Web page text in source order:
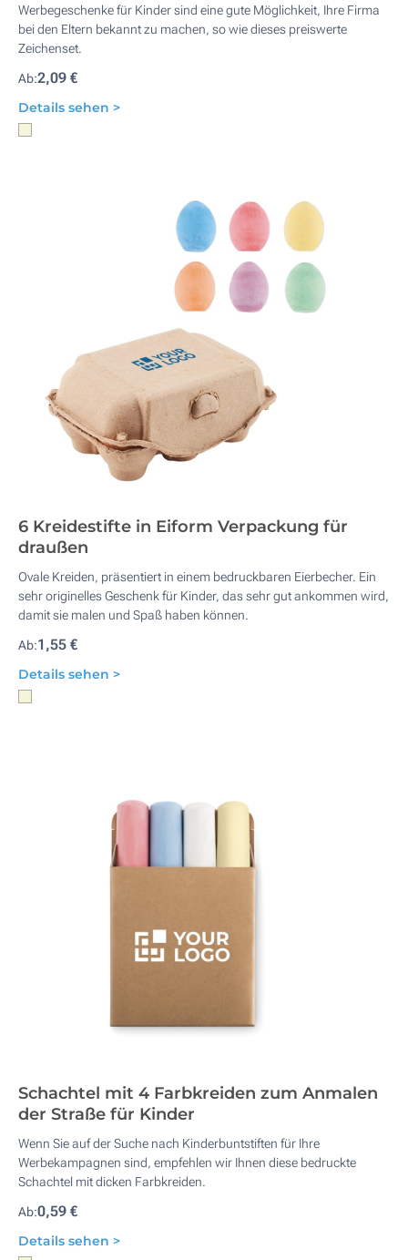
Werbegeschenke für Kinder sind eine gute Möglichkeit, Ihre Firma
bei den Eltern bekannt zu machen, so wie dieses preiswerte
Zeichenset.
Ab:2,09 €
Details sehen >
6 Kreidestifte in Eiform Verpackung für
draußen
Ovale Kreiden, präsentiert in einem bedruckbaren Eierbecher. Ein
sehr originelles Geschenk für Kinder, das sehr gut ankommen wird,
damit sie malen und Spaß haben können.
Ab:1,55 €
Details sehen >
Schachtel mit 4 Farbkreiden zum Anmalen
der Straße für Kinder
Wenn Sie auf der Suche nach Kinderbuntstiften für Ihre
Werbekampagnen sind, empfehlen wir Ihnen diese bedruckte
Schachtel mit dicken Farbkreiden.
Ab:0,59 €
Details sehen >